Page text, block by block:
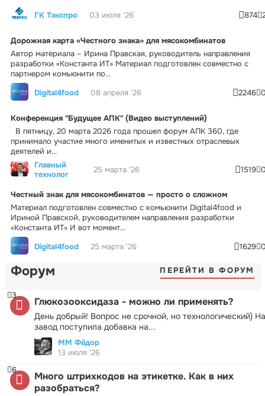
ГК Тэкспро
03 июля '26 874
Дорожная карта «Честного знака» для мясокомбинатов
Автор материала – Ирина Правская, руководитель направления
разработки «Константа ИТ» Материал подготовлен совместно с
партнером комьюнити по...
Digital4food
08 апреля '26 2246
Конференция "Будущее АПК" (Видео выступлений)
В пятницу, 20 марта 2026 года прошел форум АПК 360, где
принимало участие много именитых и известных отраслевых
деятелей и...
Главный
технолог
25 марта '26 1519
Честный знак для мясокомбинатов — просто о сложном
Материал подготовлен совместно с комьюнити Digital4food и
Ириной Правской, руководителем направления разработки
«Константа ИТ» И вот момент...
Digital4food
25 марта '26 1629
Форум ПЕРЕЙТИ В ФОРУМ
Глюкозооксидаза - можно ли применять?
День добрый! Вопрос не срочной, но технологический) На
завод поступила добавка на...
3
ММ Фёдор
13 июля '26
Много штрихкодов на этикетке. Как в них
разобраться?
6